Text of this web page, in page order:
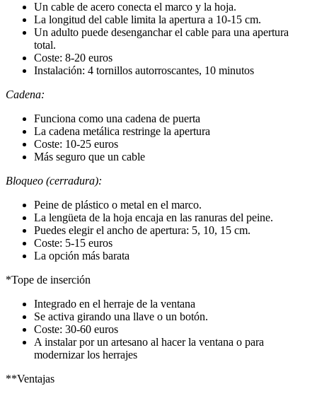
Un cable de acero conecta el marco y la hoja.
La longitud del cable limita la apertura a 10-15 cm.
Un adulto puede desenganchar el cable para una apertura
total.
Coste: 8-20 euros
Instalación: 4 tornillos autorroscantes, 10 minutos
Cadena:
Funciona como una cadena de puerta
La cadena metálica restringe la apertura
Coste: 10-25 euros
Más seguro que un cable
Bloqueo (cerradura):
Peine de plástico o metal en el marco.
La lengüeta de la hoja encaja en las ranuras del peine.
Puedes elegir el ancho de apertura: 5, 10, 15 cm.
Coste: 5-15 euros
La opción más barata
*Tope de inserción
Integrado en el herraje de la ventana
Se activa girando una llave o un botón.
Coste: 30-60 euros
A instalar por un artesano al hacer la ventana o para
modernizar los herrajes
**Ventajas